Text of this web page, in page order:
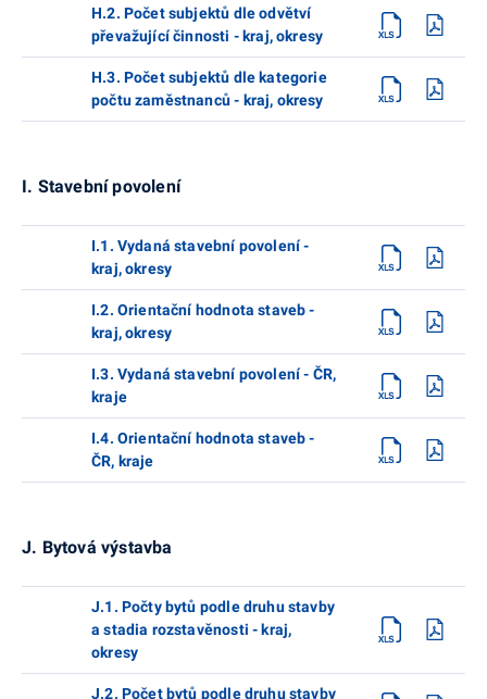
H.2. Počet subjektů dle odvětví
převažující činnosti - kraj, okresy
H.3. Počet subjektů dle kategorie
počtu zaměstnanců - kraj, okresy
I. Stavební povolení
I.1. Vydaná stavební povolení -
kraj, okresy
I.2. Orientační hodnota staveb -
kraj, okresy
I.3. Vydaná stavební povolení - ČR,
kraje
I.4. Orientační hodnota staveb -
ČR, kraje
J. Bytová výstavba
J.1. Počty bytů podle druhu stavby
a stadia rozstavěnosti - kraj,
okresy
J.2. Počet bytů podle druhu stavby